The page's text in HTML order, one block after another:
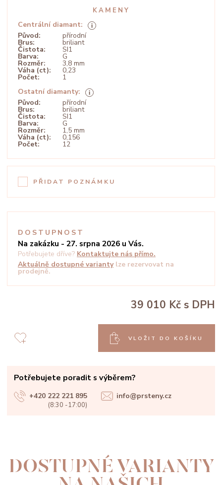
KAMENY
Centrální diamant:
Původ:
přírodní
Brus: briliant
Čistota: SI1
Barva: G
Rozměr: 3,8 mm
Váha (ct): 0,23
Počet:
1
Ostatní diamanty:
Původ:
přírodní
Brus: briliant
Čistota: SI1
Barva: G
Rozměr: 1,5 mm
Váha (ct): 0,156
Počet: 12
PŘIDAT POZNÁMKU
DOSTUPNOST
Na zakázku - 27. srpna 2026 u Vás.
Potřebujete dříve? Kontaktujte nás přímo.
Aktuálně dostupné varianty lze rezervovat na
prodejně.
39 010 Kč s DPH
VLOŽIT DO KOŠÍKU
Potřebujete poradit s výběrem?
+420 222 221 895
(8:30 -17:00)
info@prsteny.cz
DOSTUPNÉ VARIANTY